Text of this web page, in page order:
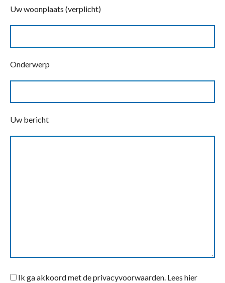
Uw woonplaats (verplicht)
Onderwerp
Uw bericht
Ik ga akkoord met de privacyvoorwaarden. Lees hier